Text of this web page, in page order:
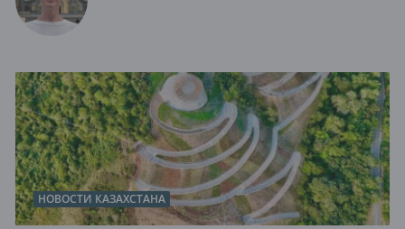
НОВОСТИ КАЗАХСТАНА